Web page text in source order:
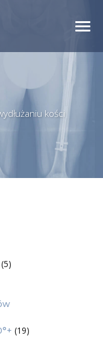
kości
(5)
(19)